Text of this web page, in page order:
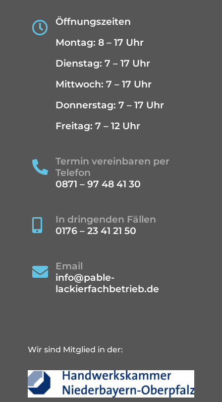

Öffnungszeiten
Montag: 8 – 17 Uhr
Dienstag: 7 – 17 Uhr
Mittwoch: 7 – 17 Uhr
Donnerstag: 7 – 17 Uhr
Freitag: 7 – 12 Uhr

Termin vereinbaren per
Telefon
0871 – 97 48 41 30

In dringenden Fällen
0176 – 23 41 21 50

Email
info@pable-
lackierfachbetrieb.de
Wir sind Mitglied in der: